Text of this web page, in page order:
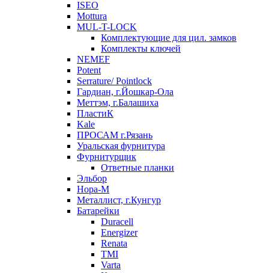
ISEO
Mottura
MUL-T-LOCK
Комплектующие для цил. замков
Комплекты ключей
NEMEF
Potent
Serrature/ Pointlock
Гардиан, г.Йошкар-Ола
Меттэм, г.Балашиха
ПластиК
Kale
ПРОСАМ г.Рязань
Уральская фурнитура
Фурнитурщик
Ответные планки
Эльбор
Нора-М
Металлист, г.Кунгур
Батарейки
Duracell
Energizer
Renata
TMI
Varta